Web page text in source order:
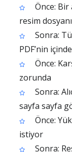
Önce: Bir
resim
Sonra:
PDF’nin içinde
Önce:
zorunda
Sonra:
sayfa sayfa
Önce:
istiyor
Sonra: